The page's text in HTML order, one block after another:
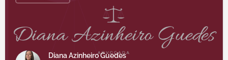
Diana Azinheiro Guedes